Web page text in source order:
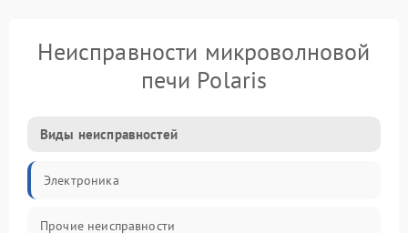
Неисправности микроволновой
печи Polaris
Виды неисправностей
Электроника
Прочие неисправности